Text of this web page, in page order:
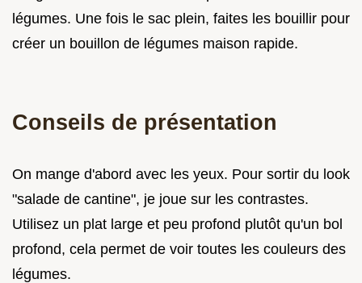
légumes. Une fois le sac plein, faites les bouillir pour
créer un bouillon de légumes maison rapide.
Conseils de présentation
On mange d'abord avec les yeux. Pour sortir du look
"salade de cantine", je joue sur les contrastes.
Utilisez un plat large et peu profond plutôt qu'un bol
profond, cela permet de voir toutes les couleurs des
légumes.